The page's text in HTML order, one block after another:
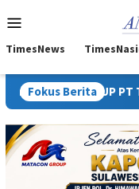
ke
Mobile
TimesNews
Fokus Berita
PT Toshida Merupakan